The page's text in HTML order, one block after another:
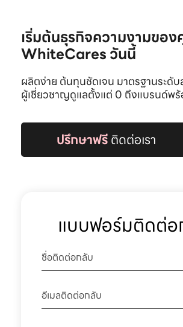
เริ่มต้นธุรกิจความงามขอ
WhiteCares วันนี้
ผลิตง่าย ต้นทุนชัดเจน มาตรฐานระดั
ผู้เชี่ยวชาญดูแลตั้งแต่ 0 ถึงแบรนด์พร้
ปรึกษาฟรีติดต่อเรา
แบบฟอร์มติดต่